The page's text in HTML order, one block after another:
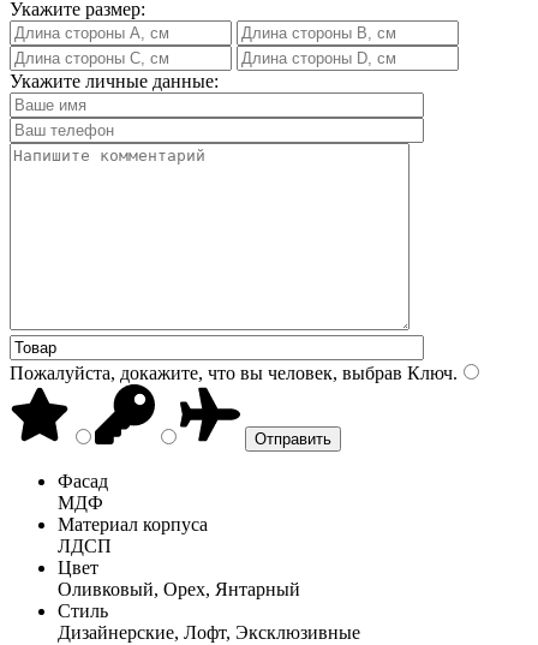
Укажите размер:
Укажите личные данные:
Пожалуйста, докажите, что вы человек, выбрав Ключ.
Фасад
МДФ
Материал корпуса
ЛДСП
Цвет
Оливковый, Орех, Янтарный
Стиль
Дизайнерские, Лофт, Эксклюзивные